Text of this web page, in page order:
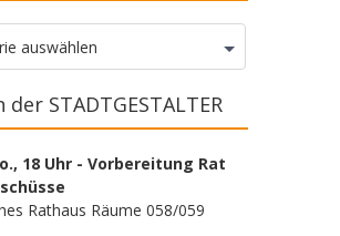
auswählen
STADTGESTALTER
18 Uhr - Vorbereitung Rat
Rathaus Räume 058/059